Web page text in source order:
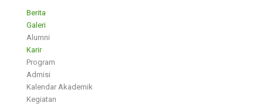
Berita
Galeri
Alumni
Karir
Program
Admisi
Kalendar Akademik
Kegiatan